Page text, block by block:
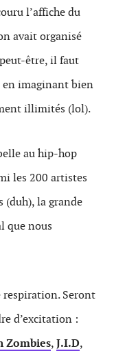
l’affiche du
avait organisé
être, il faut
en imaginant bien
illimités (lol).
au hip-hop
les 200 artistes
(duh), la grande
que nous
respiration. Seront
d’excitation :
Zombies,J.I.D,